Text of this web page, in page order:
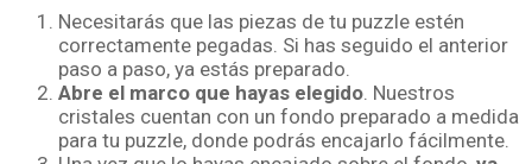
Necesitarás que las piezas de tu puzzle estén
correctamente pegadas. Si has seguido el anterior
paso a paso, ya estás preparado.
Abre el marco que hayas elegido. Nuestros
cristales cuentan con un fondo preparado a medida
para tu puzzle, donde podrás encajarlo fácilmente.